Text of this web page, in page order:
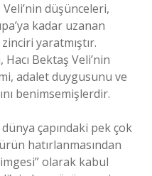
düşünceleri,
kadar uzanan
yaratmıştır.
Bektaş Veli’nin
adalet duygusunu ve
benimsemişlerdir.
dünya çapındaki pek çok
hatırlanmasından
olarak kabul